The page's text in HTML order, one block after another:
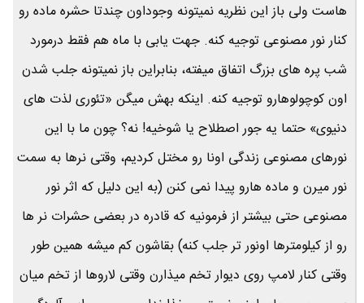
هاست ولی باز این نظریه نمیتونه وجوداون چندتا حشره ماده رو
کنار نور مصنوعی توجیه کنه. جهت یابی با ماه هم فقط درمورد
شب پره های بزرگ اتفاق میفته، بنابراین باز نمیتونه جلب شدن
اون کوچولوهارو توجیه کنه. اینکه بهش میگن «تئوری لذت های
دنیوی» حتما یه جور اصطلاح یا شوخیه! نه؟ چون ما با این
نورهای مصنوعی زندگی اونا رو مختل کردیم، وقتی نرها به سمت
نور میرن و ماده هارو پیدا نمی کنن (به این دلیل که اثر نور
مصنوعی حتی بیشتر از فرمونیه که قادره در بعضی حشرات نر ها
رو از کیلومترها اونور تر جلب کنه) بقاشون کم میشه همین طور
وقتی کنار لامپ روی دیوار تخم میذارن وقتی لاروها از تخم میان